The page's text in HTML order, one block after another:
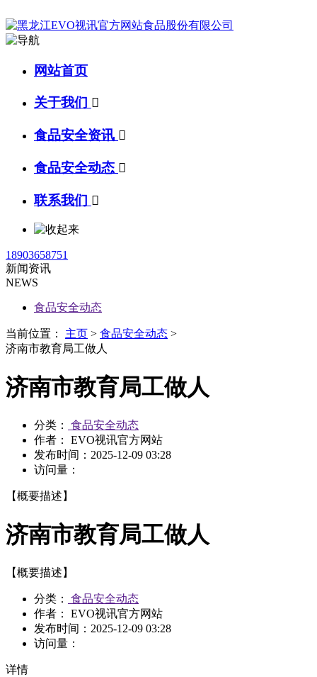
网站首页
关于我们 
食品安全资讯 
食品安全动态 
联系我们 
18903658751
新闻资讯
NEWS
食品安全动态
当前位置： 主页 > 食品安全动态 >
济南市教育局工做人
济南市教育局工做人
分类：
食品安全动态
作者： EVO视讯官方网站
发布时间： 2025-12-09 03:28
访问量：
【概要描述】
济南市教育局工做人
【概要描述】
分类：
食品安全动态
作者： EVO视讯官方网站
发布时间： 2025-12-09 03:28
访问量：
详情